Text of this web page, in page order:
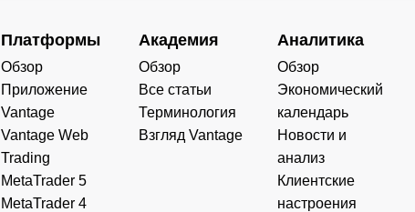
Платформы
Обзор
Приложение
Vantage
Vantage Web
Trading
MetaTrader 5
MetaTrader 4
Академия
Обзор
Все статьи
Терминология
Взгляд Vantage
Аналитика
Обзор
Экономический
календарь
Новости и
анализ
Клиентские
настроения